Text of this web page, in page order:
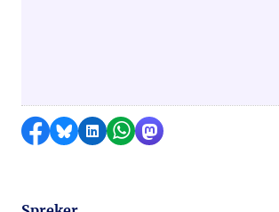
Delen op Facebook
Delen via Bluesky
Delen op LinkedIn
Delen via WhatsApp
Delen via